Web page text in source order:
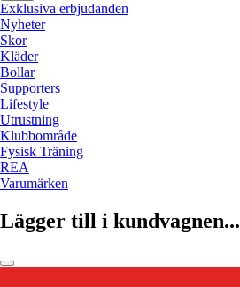
Exklusiva erbjudanden
Nyheter
Skor
Kläder
Bollar
Supporters
Lifestyle
Utrustning
Klubbområde
Fysisk Träning
REA
Varumärken
Lägger till i kundvagnen...